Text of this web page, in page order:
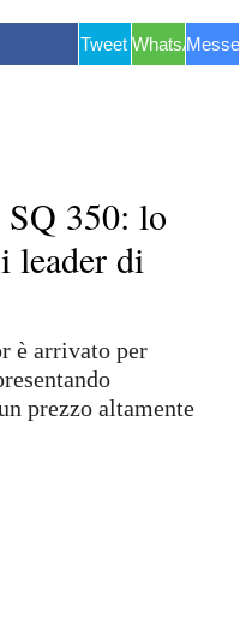
Tweet WhatsApp
350: lo
leader di
è arrivato per
prezzo altamente